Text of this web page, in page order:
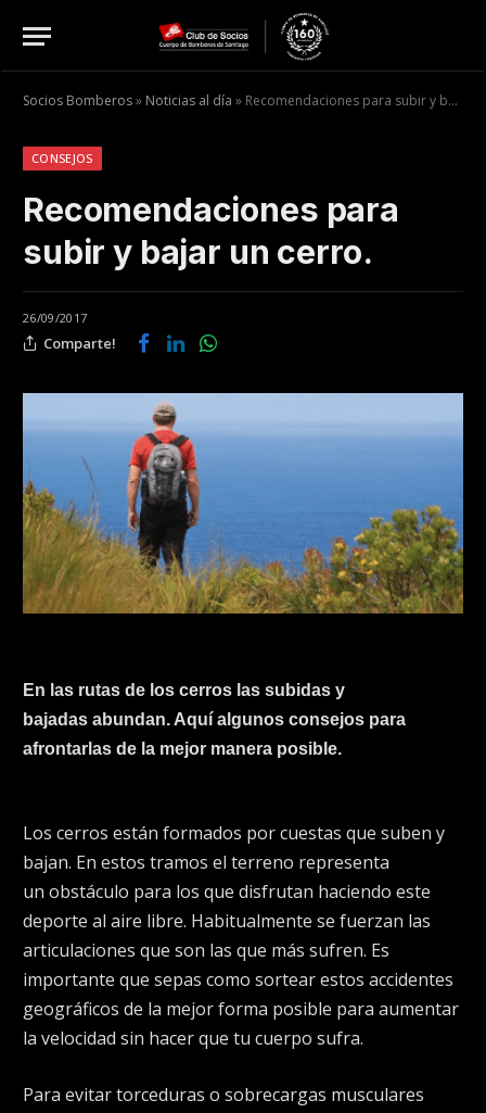
Socios Bomberos» Noticias al día » Recomendaciones para subir y bajar un cerro.
CONSEJOS
Recomendaciones para
subir y bajar un cerro.
26/09/2017
Comparte!
En las rutas de los cerros las subidas y
bajadas abundan. Aquí algunos consejos para
afrontarlas de la mejor manera posible.
Los cerros están formados por cuestas que suben y
bajan. En estos tramos el terreno representa
un obstáculo para los que disfrutan haciendo este
deporte al aire libre. Habitualmente se fuerzan las
articulaciones que son las que más sufren. Es
importante que sepas como sortear estos accidentes
geográficos de la mejor forma posible para aumentar
la velocidad sin hacer que tu cuerpo sufra.
Para evitar torceduras o sobrecargas musculares